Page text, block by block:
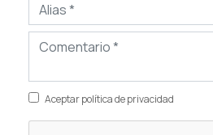
Aceptar política de privacidad